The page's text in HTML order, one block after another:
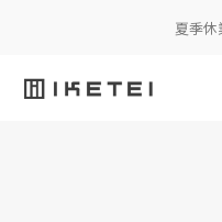
夏季休